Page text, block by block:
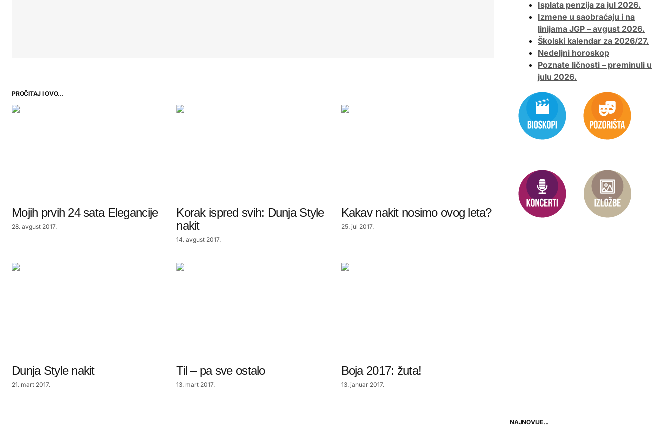
PROČITAJ I OVO...
Mojih prvih 24 sata Elegancije
28. avgust 2017.
Korak ispred svih: Dunja Style
nakit
14. avgust 2017.
Kakav nakit nosimo ovog leta?
25. jul 2017.
Dunja Style nakit
21. mart 2017.
Til – pa sve ostalo
13. mart 2017.
Boja 2017: žuta!
13. januar 2017.
Isplata penzija za jul 2026.
Izmene u saobraćaju i na
linijama JGP – avgust 2026.
Školski kalendar za 2026/27.
Nedeljni horoskop
Poznate ličnosti – preminuli u
julu 2026.
NAJNOVIJE...